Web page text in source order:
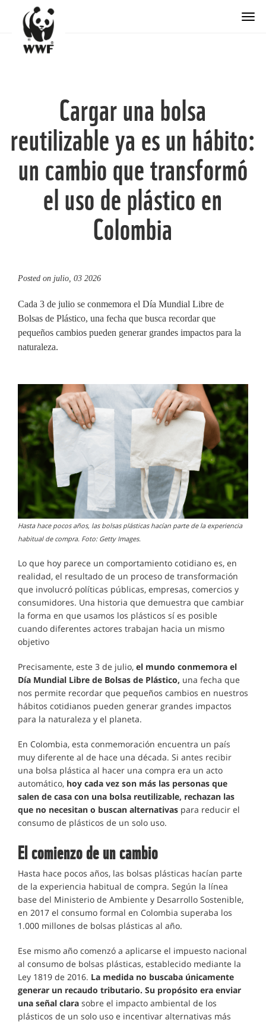
Cargar una bolsa
reutilizable ya es un hábito:
un cambio que transformó
el uso de plástico en
Colombia
Posted on julio, 03 2026
Cada 3 de julio se conmemora el Día Mundial Libre de
Bolsas de Plástico, una fecha que busca recordar que
pequeños cambios pueden generar grandes impactos para la
naturaleza.
Hasta hace pocos años, las bolsas plásticas hacían parte de la experiencia
habitual de compra. Foto: Getty Images.
Lo que hoy parece un comportamiento cotidiano es, en
realidad, el resultado de un proceso de transformación
que involucró políticas públicas, empresas, comercios y
consumidores. Una historia que demuestra que cambiar
la forma en que usamos los plásticos sí es posible
cuando diferentes actores trabajan hacia un mismo
objetivo
Precisamente, este 3 de julio, el mundo conmemora el
Día Mundial Libre de Bolsas de Plástico, una fecha que
nos permite recordar que pequeños cambios en nuestros
hábitos cotidianos pueden generar grandes impactos
para la naturaleza y el planeta.
En Colombia, esta conmemoración encuentra un país
muy diferente al de hace una década. Si antes recibir
una bolsa plástica al hacer una compra era un acto
automático, hoy cada vez son más las personas que
salen de casa con una bolsa reutilizable, rechazan las
que no necesitan o buscan alternativas para reducir el
consumo de plásticos de un solo uso.
El comienzo de un cambio
Hasta hace pocos años, las bolsas plásticas hacían parte
de la experiencia habitual de compra. Según la línea
base del Ministerio de Ambiente y Desarrollo Sostenible,
en 2017 el consumo formal en Colombia superaba los
1.000 millones de bolsas plásticas al año.
Ese mismo año comenzó a aplicarse el impuesto nacional
al consumo de bolsas plásticas, establecido mediante la
Ley 1819 de 2016. La medida no buscaba únicamente
generar un recaudo tributario. Su propósito era enviar
una señal clara sobre el impacto ambiental de los
plásticos de un solo uso e incentivar alternativas más